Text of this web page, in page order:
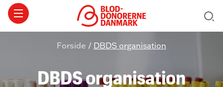
Forside / DBDS organisation
DBDS organisation